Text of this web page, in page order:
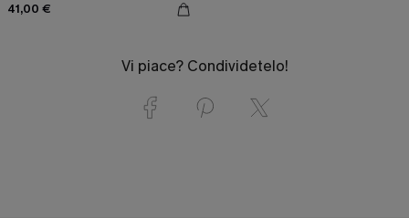
41,00 €
Vi piace? Condividetelo!